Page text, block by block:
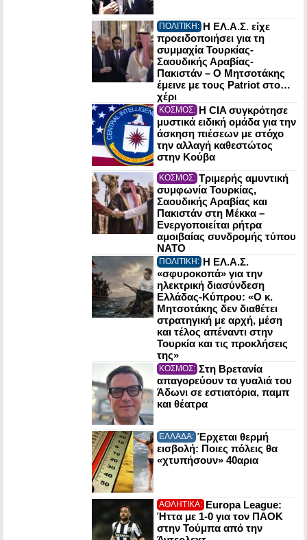
ΠΟΛΙΤΙΚΗ: Η ΕΛ.Α.Σ. είχε
προειδοποιήσει για τη
συμμαχία Τουρκίας-
Σαουδικής Αραβίας-
Πακιστάν – Ο Μητσοτάκης
έμεινε με τους Patriot στο…
χέρι
ΚΟΣΜΟΣ: Η CIA συγκρότησε
μυστικά ειδική ομάδα για την
άσκηση πιέσεων με στόχο
την αλλαγή καθεστώτος
στην Κούβα
ΚΟΣΜΟΣ: Τριμερής αμυντική
συμφωνία Τουρκίας,
Σαουδικής Αραβίας και
Πακιστάν στη Μέκκα –
Ενεργοποιείται ρήτρα
αμοιβαίας συνδρομής τύπου
NATO
ΠΟΛΙΤΙΚΗ: Η ΕΛ.Α.Σ.
«σφυροκοπά» για την
ηλεκτρική διασύνδεση
Ελλάδας-Κύπρου: «Ο κ.
Μητσοτάκης δεν διαθέτει
στρατηγική με αρχή, μέση
και τέλος απέναντι στην
Τουρκία και τις προκλήσεις
της»
ΚΟΣΜΟΣ: Στη Βρετανία
απαγορεύουν τα γυαλιά του
Άδωνι σε εστιατόρια, παμπ
και θέατρα
ΕΛΛΑΔΑ: Έρχεται θερμή
εισβολή: Ποιες πόλεις θα
«χτυπήσουν» 40αρια
ΑΘΛΗΤΙΚΑ: Europa League:
Ήττα με 1-0 για τον ΠΑΟΚ
στην Τούμπα από την